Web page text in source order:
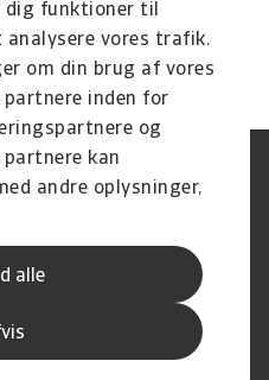
dig funktioner til
vores trafik.
om din brug af vores
partnere inden for
og
partnere kan
andre oplysninger,
alle
ud af5